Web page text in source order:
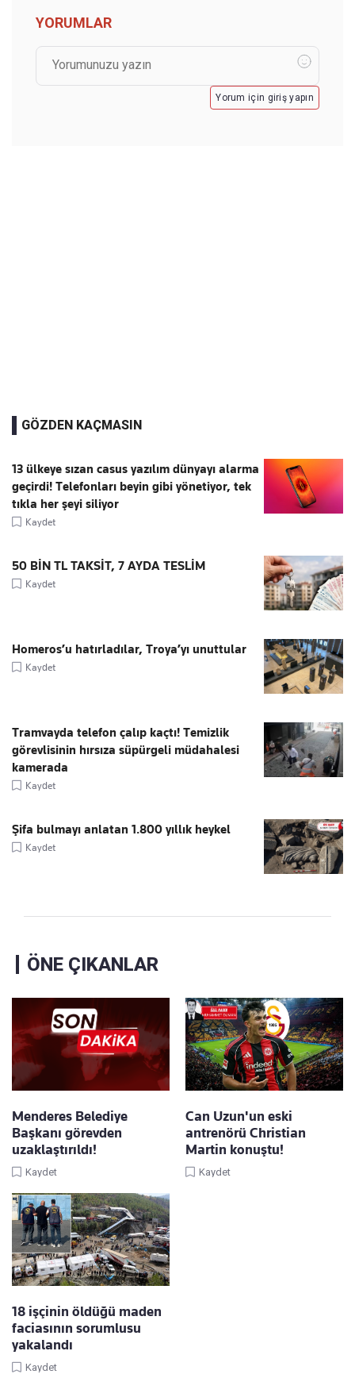
YORUMLAR
Yorum için giriş yapın
GÖZDEN KAÇMASIN
13 ülkeye sızan casus yazılım dünyayı alarma
geçirdi! Telefonları beyin gibi yönetiyor, tek
tıkla her şeyi siliyor
Kaydet
50 BİN TL TAKSİT, 7 AYDA TESLİM
Kaydet
Homeros’u hatırladılar, Troya’yı unuttular
Kaydet
Tramvayda telefon çalıp kaçtı! Temizlik
görevlisinin hırsıza süpürgeli müdahalesi
kamerada
Kaydet
Şifa bulmayı anlatan 1.800 yıllık heykel
Kaydet
ÖNE ÇIKANLAR
Menderes Belediye
Başkanı görevden
uzaklaştırıldı!
Kaydet
Can Uzun'un eski
antrenörü Christian
Martin konuştu!
Kaydet
18 işçinin öldüğü maden
faciasının sorumlusu
yakalandı
Kaydet